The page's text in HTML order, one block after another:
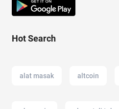
Hot Search
alat masak altcoin